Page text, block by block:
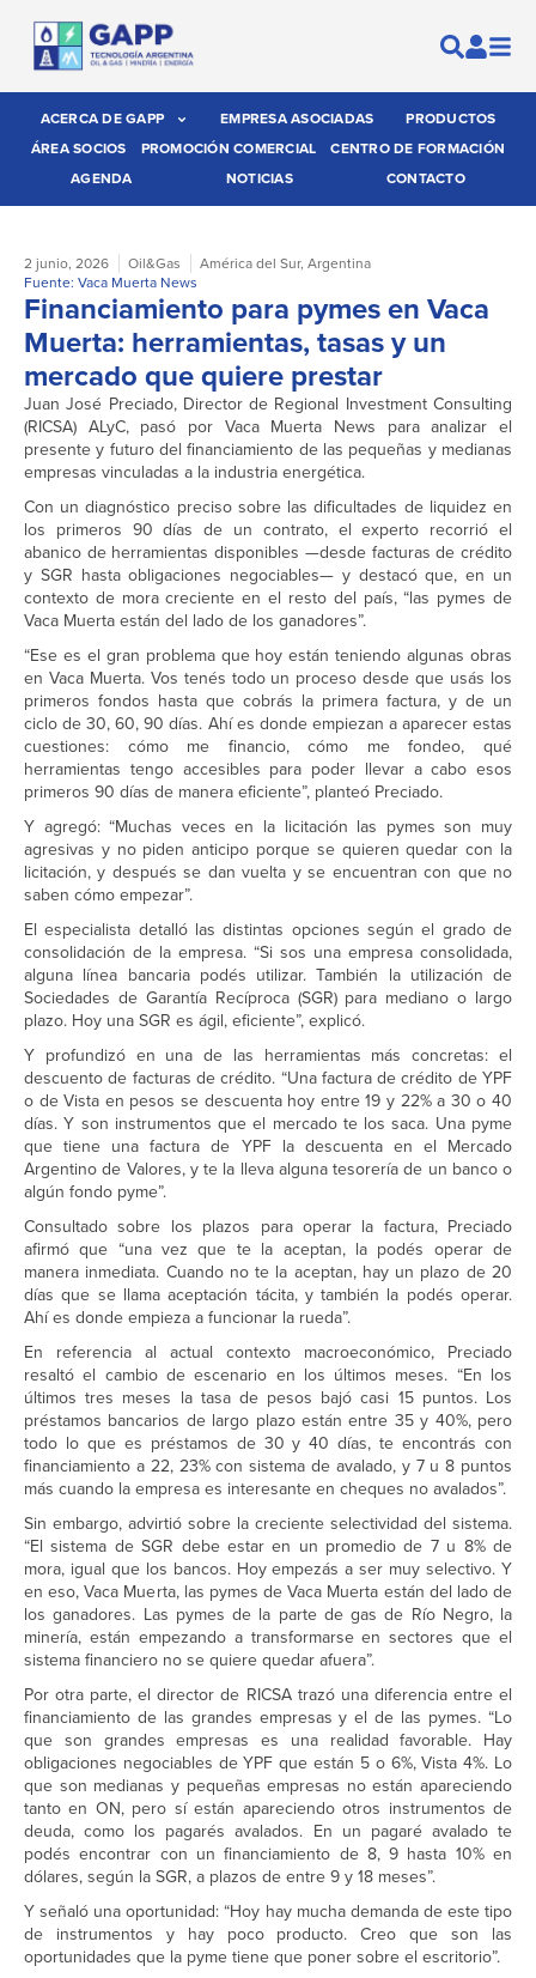
ACERCA DE GAPP EMPRESA ASOCIADAS
PRODUCTOS
ÁREA SOCIOS
PROMOCIÓN COMERCIAL
CENTRO DE FORMACIÓN
AGENDA
NOTICIAS CONTACTO
2 junio, 2026 Oil&Gas América del Sur, Argentina
Fuente: Vaca Muerta News
Financiamiento para pymes en Vaca
Muerta: herramientas, tasas y un
mercado que quiere prestar
Juan José Preciado, Director de Regional Investment Consulting
(RICSA) ALyC, pasó por Vaca Muerta News para analizar el
presente y futuro del financiamiento de las pequeñas y medianas
empresas vinculadas a la industria energética.
Con un diagnóstico preciso sobre las dificultades de liquidez en
los primeros 90 días de un contrato, el experto recorrió el
abanico de herramientas disponibles —desde facturas de crédito
y SGR hasta obligaciones negociables— y destacó que, en un
contexto de mora creciente en el resto del país, “las pymes de
Vaca Muerta están del lado de los ganadores”.
“Ese es el gran problema que hoy están teniendo algunas obras
en Vaca Muerta. Vos tenés todo un proceso desde que usás los
primeros fondos hasta que cobrás la primera factura, y de un
ciclo de 30, 60, 90 días. Ahí es donde empiezan a aparecer estas
cuestiones: cómo me financio, cómo me fondeo, qué
herramientas tengo accesibles para poder llevar a cabo esos
primeros 90 días de manera eficiente”, planteó Preciado.
Y agregó: “Muchas veces en la licitación las pymes son muy
agresivas y no piden anticipo porque se quieren quedar con la
licitación, y después se dan vuelta y se encuentran con que no
saben cómo empezar”.
El especialista detalló las distintas opciones según el grado de
consolidación de la empresa. “Si sos una empresa consolidada,
alguna línea bancaria podés utilizar. También la utilización de
Sociedades de Garantía Recíproca (SGR) para mediano o largo
plazo. Hoy una SGR es ágil, eficiente”, explicó.
Y profundizó en una de las herramientas más concretas: el
descuento de facturas de crédito. “Una factura de crédito de YPF
o de Vista en pesos se descuenta hoy entre 19 y 22% a 30 o 40
días. Y son instrumentos que el mercado te los saca. Una pyme
que tiene una factura de YPF la descuenta en el Mercado
Argentino de Valores, y te la lleva alguna tesorería de un banco o
algún fondo pyme”.
Consultado sobre los plazos para operar la factura, Preciado
afirmó que “una vez que te la aceptan, la podés operar de
manera inmediata. Cuando no te la aceptan, hay un plazo de 20
días que se llama aceptación tácita, y también la podés operar.
Ahí es donde empieza a funcionar la rueda”.
En referencia al actual contexto macroeconómico, Preciado
resaltó el cambio de escenario en los últimos meses. “En los
últimos tres meses la tasa de pesos bajó casi 15 puntos. Los
préstamos bancarios de largo plazo están entre 35 y 40%, pero
todo lo que es préstamos de 30 y 40 días, te encontrás con
financiamiento a 22, 23% con sistema de avalado, y 7 u 8 puntos
más cuando la empresa es interesante en cheques no avalados”.
Sin embargo, advirtió sobre la creciente selectividad del sistema.
“El sistema de SGR debe estar en un promedio de 7 u 8% de
mora, igual que los bancos. Hoy empezás a ser muy selectivo. Y
en eso, Vaca Muerta, las pymes de Vaca Muerta están del lado de
los ganadores. Las pymes de la parte de gas de Río Negro, la
minería, están empezando a transformarse en sectores que el
sistema financiero no se quiere quedar afuera”.
Por otra parte, el director de RICSA trazó una diferencia entre el
financiamiento de las grandes empresas y el de las pymes. “Lo
que son grandes empresas es una realidad favorable. Hay
obligaciones negociables de YPF que están 5 o 6%, Vista 4%. Lo
que son medianas y pequeñas empresas no están apareciendo
tanto en ON, pero sí están apareciendo otros instrumentos de
deuda, como los pagarés avalados. En un pagaré avalado te
podés encontrar con un financiamiento de 8, 9 hasta 10% en
dólares, según la SGR, a plazos de entre 9 y 18 meses”.
Y señaló una oportunidad: “Hoy hay mucha demanda de este tipo
de instrumentos y hay poco producto. Creo que son las
oportunidades que la pyme tiene que poner sobre el escritorio”.